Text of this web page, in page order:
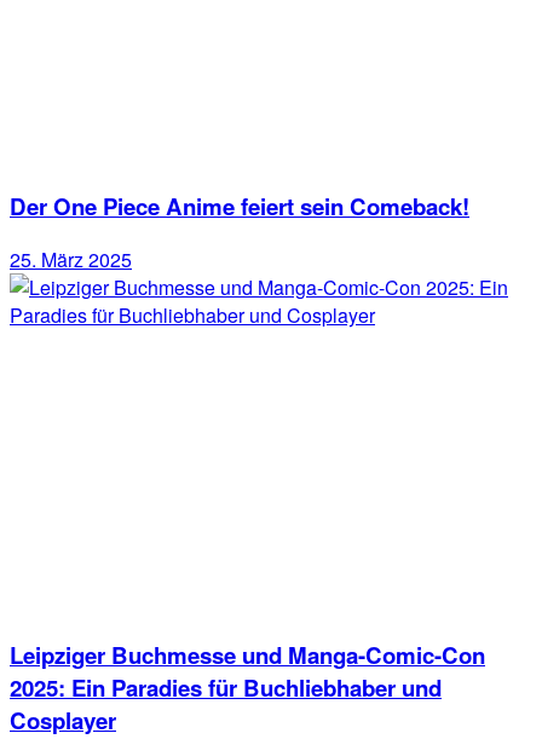
Der One Piece Anime feiert sein Comeback!
25. März 2025
Leipziger Buchmesse und Manga-Comic-Con
2025: Ein Paradies für Buchliebhaber und
Cosplayer